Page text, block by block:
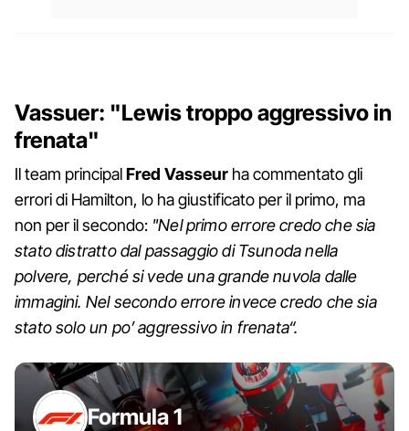
Vassuer: "Lewis troppo aggressivo in
frenata"
Il team principalFred Vasseur ha commentato gli
errori di Hamilton, lo ha giustificato per il primo, ma
non per il secondo: "Nel primo errore credo che sia
stato distratto dal passaggio di Tsunoda nella
polvere, perché si vede una grande nuvola dalle
immagini. Nel secondo errore invece credo che sia
stato solo un po’ aggressivo in frenata“.
Formula 1